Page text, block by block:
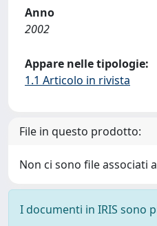
Anno
2002
Appare nelle tipologie:
1.1 Articolo in rivista
File in questo prodotto:
Non ci sono file associati
I documenti in IRIS sono